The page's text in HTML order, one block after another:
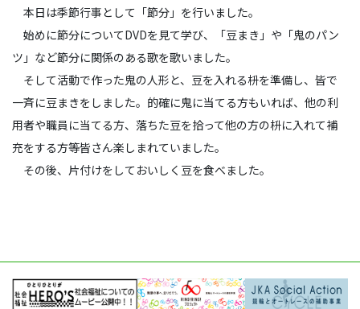
本日は季節行事として「節分」を行いました。
始めに節分についてDVDを見て学び、「豆まき」や「鬼のパン
ツ」など節分に関係のある歌を歌いました。
そして活動で作った鬼の人形と、豆を入れる枡を準備し、皆で
一斉に豆まきをしました。的確に鬼に当てる方もいれば、他の利
用者や職員に当てる方、落ちた豆を拾って他の方の枡に入れて補
充をする方等皆さん楽しまれていました。
その後、片付けをしておいしく豆を食べました。